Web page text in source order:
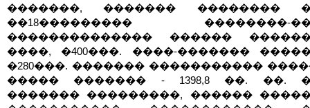
�������, ������� ��������
��18��������� ��������-
�������������� ������
����, �400���. ����-�������
�280���. ������� �����������
����� ������� - 1398,8 ��. ��.
������� ���������, ������